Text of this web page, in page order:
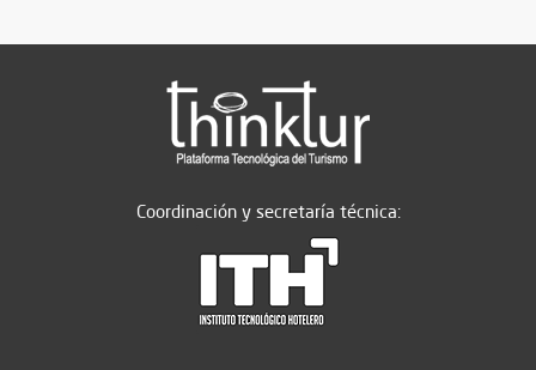
Coordinación y secretaría técnica: